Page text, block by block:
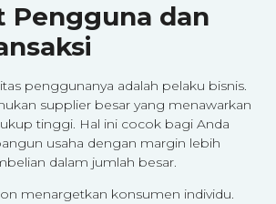
Pengguna dan
penggunanya adalah pelaku bisnis.
supplier besar yang menawarkan
tinggi. Hal ini cocok bagi Anda
usaha dengan margin lebih
dalam jumlah besar.
menargetkan konsumen individu.